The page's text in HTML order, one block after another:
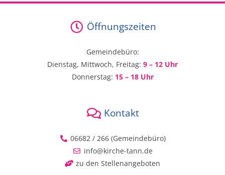
Öffnungszeiten
Gemeindebüro:
Dienstag, Mittwoch, Freitag: 9 – 12 Uhr
Donnerstag: 15 – 18 Uhr
Kontakt
06682 / 266 (Gemeindebüro)
info@kirche-tann.de
zu den Stellenangeboten